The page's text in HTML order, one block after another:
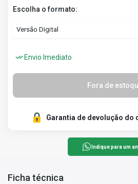
Escolha o formato:
Envio Imediato
Fora de
Garantia de devolução do
Indique para um
Ficha técnica